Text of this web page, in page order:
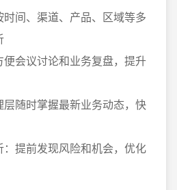
间、渠道、产品、区域等多
会议讨论和业务复盘，提升
随时掌握最新业务动态，快
提前发现风险和机会，优化